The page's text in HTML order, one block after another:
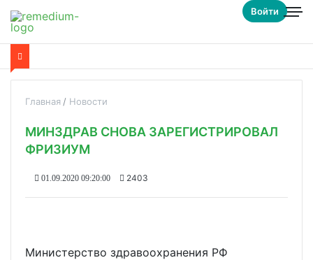
Войти
Главная Новости
МИНЗДРАВ СНОВА ЗАРЕГИСТРИРОВАЛ
ФРИЗИУМ
01.09.2020 09:20:00 2403
Министерство здравоохранения РФ